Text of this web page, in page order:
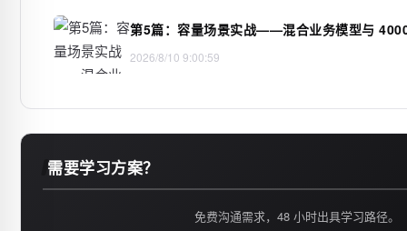
第5篇：容量场景实战——混合业务模型与
2026/8/10 9:00:59
需要学习方案？
免费沟通需求，48 小时出具学习路径。